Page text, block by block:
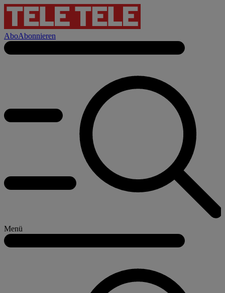
AboAbonnieren
Menü